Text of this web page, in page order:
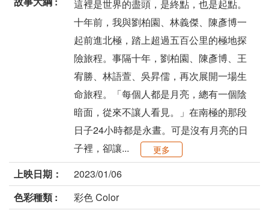
這裡是世界的盡頭，是終點，也是起點。
十年前，我與劉柏園、林義傑、陳彥博一
起前進北極，踏上超過五百公里的極地探
險旅程。事隔十年，劉柏園、陳彥博、王
宥勝、林語萱、吳昇儒，再次展開一場生
命旅程。「每個人都是月亮，總有一個陰
暗面，從來不讓人看見。」在南極的那段
日子24小時都是永晝。可是沒有月亮的日
子裡，卻讓...
更多
上映日期：
2023/01/06
色彩種類 :
彩色 Color